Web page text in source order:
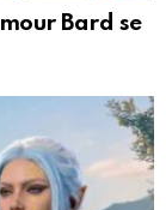
Bard se